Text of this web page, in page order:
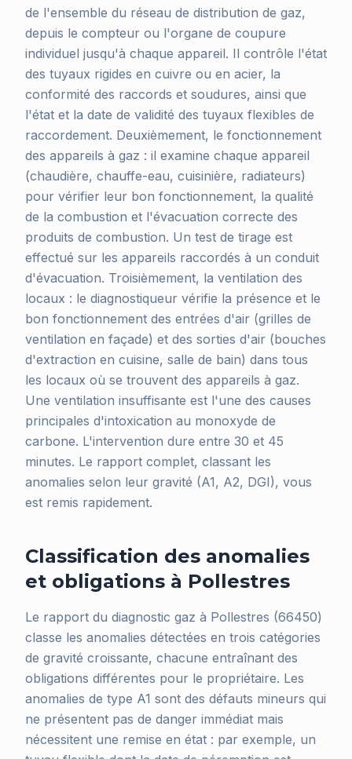
de l'ensemble du réseau de distribution de gaz,
depuis le compteur ou l'organe de coupure
individuel jusqu'à chaque appareil. Il contrôle l'état
des tuyaux rigides en cuivre ou en acier, la
conformité des raccords et soudures, ainsi que
l'état et la date de validité des tuyaux flexibles de
raccordement. Deuxièmement, le fonctionnement
des appareils à gaz : il examine chaque appareil
(chaudière, chauffe-eau, cuisinière, radiateurs)
pour vérifier leur bon fonctionnement, la qualité
de la combustion et l'évacuation correcte des
produits de combustion. Un test de tirage est
effectué sur les appareils raccordés à un conduit
d'évacuation. Troisièmement, la ventilation des
locaux : le diagnostiqueur vérifie la présence et le
bon fonctionnement des entrées d'air (grilles de
ventilation en façade) et des sorties d'air (bouches
d'extraction en cuisine, salle de bain) dans tous
les locaux où se trouvent des appareils à gaz.
Une ventilation insuffisante est l'une des causes
principales d'intoxication au monoxyde de
carbone. L'intervention dure entre 30 et 45
minutes. Le rapport complet, classant les
anomalies selon leur gravité (A1, A2, DGI), vous
est remis rapidement.
Classification des anomalies
et obligations à Pollestres
Le rapport du diagnostic gaz à Pollestres (66450)
classe les anomalies détectées en trois catégories
de gravité croissante, chacune entraînant des
obligations différentes pour le propriétaire. Les
anomalies de type A1 sont des défauts mineurs qui
ne présentent pas de danger immédiat mais
nécessitent une remise en état : par exemple, un